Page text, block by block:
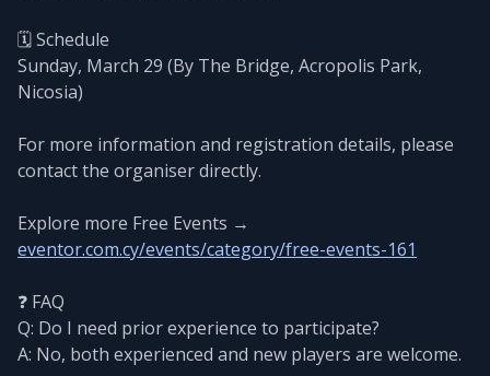
🗓️ Schedule
Sunday, March 29 (By The Bridge, Acropolis Park,
Nicosia)
For more information and registration details, please
contact the organiser directly.
Explore more Free Events →
eventor.com.cy/events/category/free-events-161
❓ FAQ
Q: Do I need prior experience to participate?
A: No, both experienced and new players are welcome.